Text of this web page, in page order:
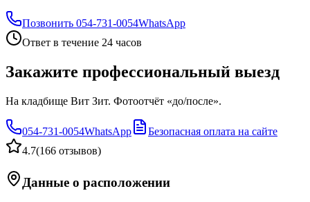
Позвонить 054-731-0054WhatsApp
Ответ в течение 24 часов
Закажите профессиональный выезд
На кладбище Вит Зит. Фотоотчёт «до/после».
054-731-0054WhatsApp
Безопасная оплата на сайте
4.7(166 отзывов)
Данные о расположении